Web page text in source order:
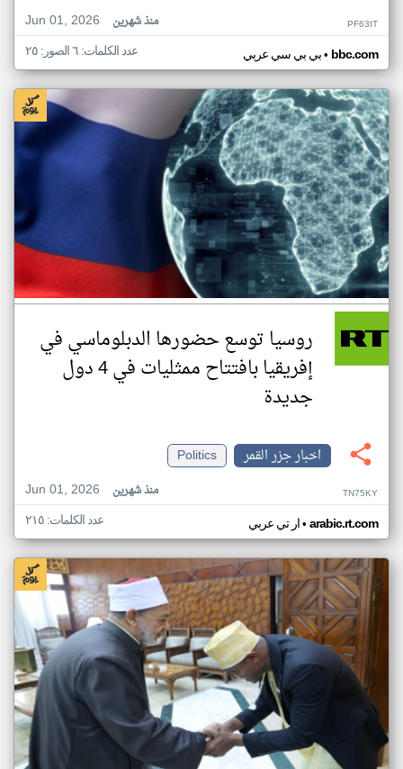
Jun 01, 2026
منذ شهرين PF63IT
بي بي سي عربي• bbc.com عدد الكلمات: ٦ الصور: ٢٥
روسيا توسع حضورها الدبلوماسي في
إفريقيا بافتتاح ممثليات في 4 دول
جديدة
اخبار جزر القمر
Politics
Jun 01, 2026
منذ شهرين TN75KY
ار تي عربي• arabic.rt.com عدد الكلمات: ٢١٥